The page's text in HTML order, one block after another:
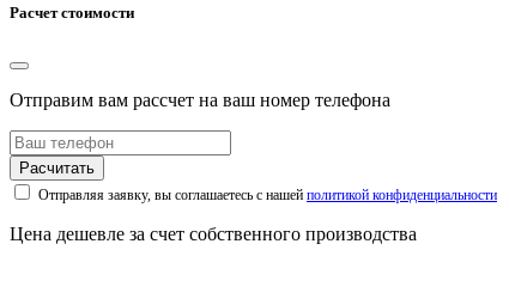
Расчет стоимости
Отправим вам рассчет на ваш номер телефона
Расчитать
Отправляя заявку, вы соглашаетесь с нашей политикой конфиденциальности
Цена дешевле за счет собственного производства